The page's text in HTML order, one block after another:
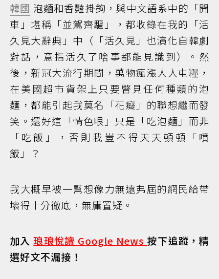
韓國 泡麵和香豔掛鉤，與中文語系中的「開
車」堪稱「並駕齊驅」，都收錄在我的「活
久見大辭典」中（「活久見」也演化自韓劇
對話，意指活久了啥事都能見識到）。然
後，新冠大流行期間，萬物瘋漲人人屯糧，
在美國超市貨架上只要瞥見任何種類的泡
麵，都能引起我莫名「花癡」的聯想繼而發
笑。還好這「情色哏」只是「吃泡麵」而非
「吃飯」，否則我豈不得天天頓頓「噴
飯」？
我大概早被一幫想像力無遠弗屆的網民給帶
壞得十分徹底，無庸置疑。
加入琅琅悅讀 Google News按下追蹤，精
選好文不漏接！